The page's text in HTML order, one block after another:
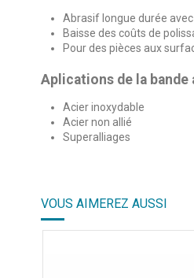
Abrasif longue durée
Baisse des coûts de
Pour des pièces aux
Aplications de la bande
Acier inoxydable
Acier non allié
Superalliages
VOUS AIMEREZ AUSSI